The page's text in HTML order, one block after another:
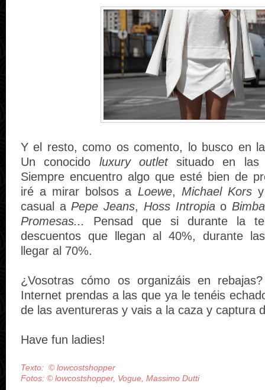
Y el resto, como os comento, lo busco en
Un conocido luxury outletsituado en las
Siempre encuentro algo que esté bien de
iré a mirar bolsos a Loewe, Michael Kors
casual aPepe Jeans, Hoss Intropiao
Promesas... Pensad que si durante la
descuentos que llegan al 40%, durante
llegar al 70%.
¿Vosotras cómo os organizáis en
Internet prendas a las que ya le tenéis
de las aventureras y vais a la caza y captura
Have fun ladies!
Texto: ©lowcostshopper
Fotos: ©lowcostshopper, Vogue, Massimo Dutti